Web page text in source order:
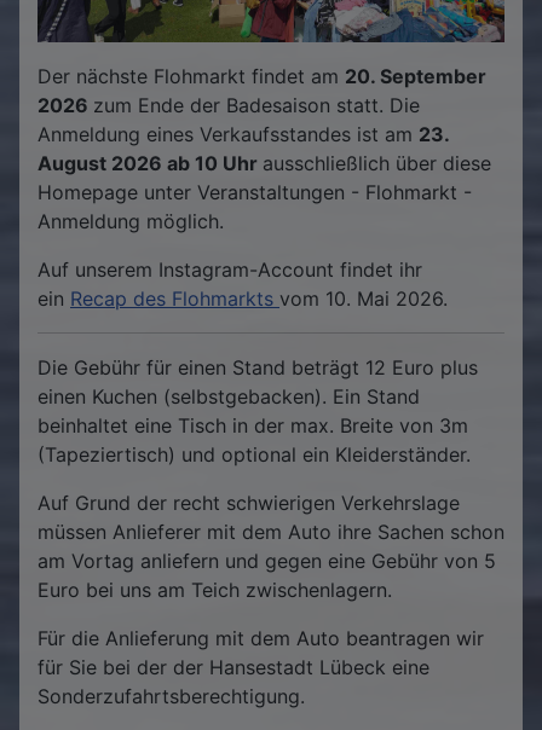
Der nächste Flohmarkt findet am 20. September
2026 zum Ende der Badesaison statt. Die
Anmeldung eines Verkaufsstandes ist am 23.
August 2026 ab 10 Uhr ausschließlich über diese
Homepage unter Veranstaltungen - Flohmarkt -
Anmeldung möglich.
Auf unserem Instagram-Account findet ihr
ein Recap des Flohmarkts vom 10. Mai 2026.
Die Gebühr für einen Stand beträgt 12 Euro plus
einen Kuchen (selbstgebacken). Ein Stand
beinhaltet eine Tisch in der max. Breite von 3m
(Tapeziertisch) und optional ein Kleiderständer.
Auf Grund der recht schwierigen Verkehrslage
müssen Anlieferer mit dem Auto ihre Sachen schon
am Vortag anliefern und gegen eine Gebühr von 5
Euro bei uns am Teich zwischenlagern.
Für die Anlieferung mit dem Auto beantragen wir
für Sie bei der der Hansestadt Lübeck eine
Sonderzufahrtsberechtigung.